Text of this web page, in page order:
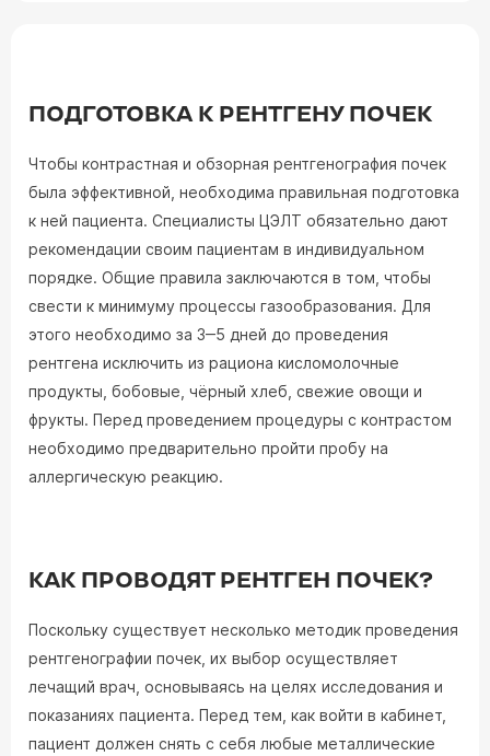
ПОДГОТОВКА К РЕНТГЕНУ ПОЧЕК
Чтобы контрастная и обзорная рентгенография почек
была эффективной, необходима правильная подготовка
к ней пациента. Специалисты ЦЭЛТ обязательно дают
рекомендации своим пациентам в индивидуальном
порядке. Общие правила заключаются в том, чтобы
свести к минимуму процессы газообразования. Для
этого необходимо за 3‒5 дней до проведения
рентгена исключить из рациона кисломолочные
продукты, бобовые, чёрный хлеб, свежие овощи и
фрукты. Перед проведением процедуры с контрастом
необходимо предварительно пройти пробу на
аллергическую реакцию.
КАК ПРОВОДЯТ РЕНТГЕН ПОЧЕК?
Поскольку существует несколько методик проведения
рентгенографии почек, их выбор осуществляет
лечащий врач, основываясь на целях исследования и
показаниях пациента. Перед тем, как войти в кабинет,
пациент должен снять с себя любые металлические